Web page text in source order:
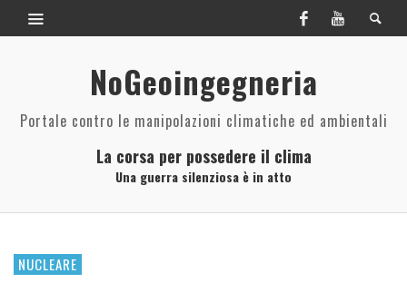
NoGeoingegneria
Portale contro le manipolazioni climatiche ed ambientali
La corsa per possedere il clima
Una guerra silenziosa è in atto
NUCLEARE